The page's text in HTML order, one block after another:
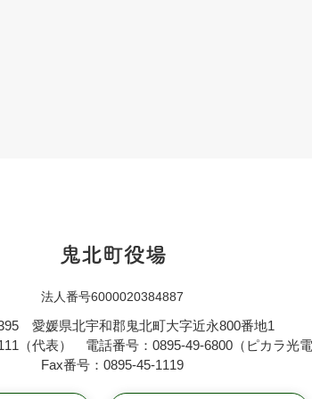
法人番号6000020384887
愛媛県北宇和郡鬼北町大字近永800番地1
（代表） 電話番号：0895-49-6800（ピカラ
Fax番号：0895-45-1119